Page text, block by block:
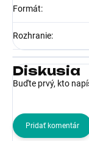
Formát:
Rozhranie:
Diskusia
Buďte prvý, kto
Pridať komentár